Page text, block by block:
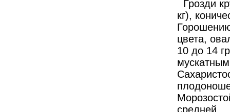
Грозди
кг),
цвета,
10 до 14
средней.